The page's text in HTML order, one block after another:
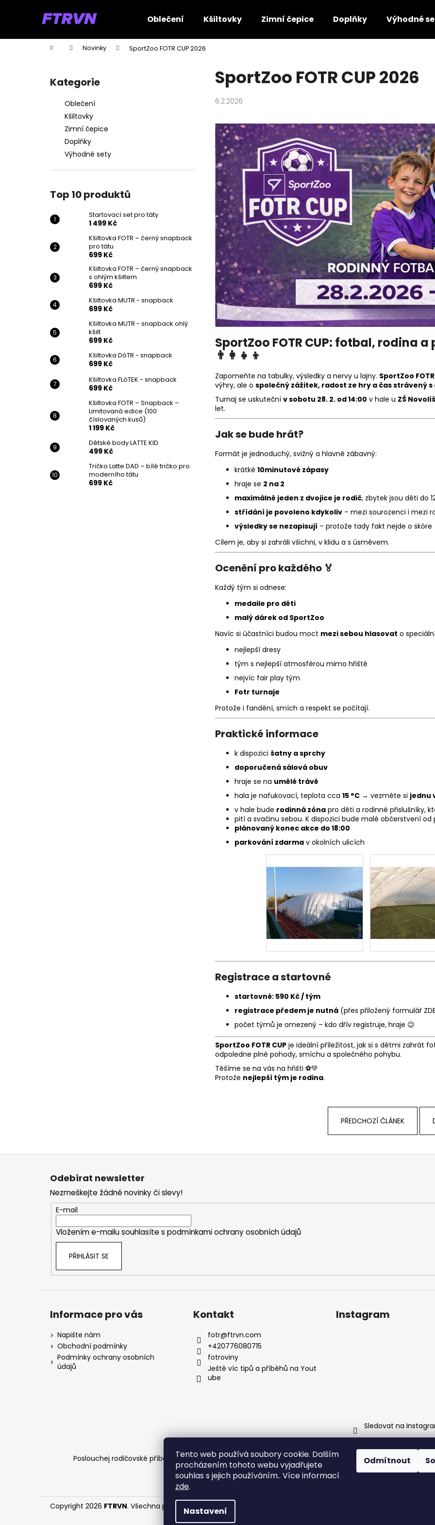
Tento web používá soubory cookie. Dalším
procházením tohoto webu vyjadřujete
souhlas s jejich používáním.. Více informací
zde.
Nastavení
Odmítnout
Oblečení Kšiltovky Zimní čepice Doplňky Výhodné
Domů Novinky SportZoo FOTR CUP 2026
Přeskočit
kategorie
Kategorie
Oblečení
Kšiltovky
Zimní čepice
Doplňky
Výhodné sety
Top 10 produktů
Startovací set pro táty
1 499 Kč
Kšiltovka FOTR – černý snapback
pro tátu
699 Kč
Kšiltovka FOTR – černý snapback
s ohlým kšiltem
699 Kč
Kšiltovka MUTR - snapback
699 Kč
Kšiltovka MUTR - snapback ohlý
kšilt
699 Kč
Kšiltovka DóTR - snapback
699 Kč
Kšiltovka FLóTEK - snapback
699 Kč
Kšiltovka FOTR – Snapback –
Limitovaná edice (100
číslovaných kusů)
1 199 Kč
Dětské body LATTE KID
499 Kč
Tričko Latte DAD – bílé tričko pro
moderního tátu
699 Kč
SportZoo FOTR CUP 2026
6.2.2026
SportZoo FOTR CUP: fotbal, rodina
👨‍👩‍👧‍👦
Zapomeňte na tabulky, výsledky a nervy u lajny. SportZoo FOTR
výhry, ale o společný zážitek, radost ze hry a čas strávený
Turnaj se uskuteční v sobotu 28. 2. od 14:00 v hale u ZŠ
let.
Jak se bude hrát?
Formát je jednoduchý, svižný a hlavně zábavný:
krátké 10minutové zápasy
hraje se 2 na 2
maximálně jeden z dvojice je rodič, zbytek jsou děti do
střídání je povoleno kdykoliv – mezi sourozenci i mezi
výsledky se nezapisují – protože tady fakt nejde o skóre
Cílem je, aby si zahráli všichni, v klidu a s úsměvem.
Ocenění pro každého 🏅
Každý tým si odnese:
medaile pro děti
malý dárek od SportZoo
Navíc si účastníci budou moct mezi sebou hlasovat o
nejlepší dresy
tým s nejlepší atmosférou mimo hřiště
nejvíc fair play tým
Fotr turnaje
Protože i fandění, smích a respekt se počítají.
Praktické informace
k dispozici šatny a sprchy
doporučená sálová obuv
hraje se na umělé trávě
hala je nafukovací, teplota cca 15 °C → vezměte si jednu
v hale bude rodinná zóna pro děti a rodinné přislušníky,
pití a svačinu sebou. K dispozici bude malé občerstvení od
plánovaný konec akce do 18:00
parkování zdarma v okolních ulicích
Registrace a startovné
startovné: 590 Kč / tým
registrace předem je nutná (přes přiložený formulář ZDE
počet týmů je omezený – kdo dřív registruje, hraje 😉
SportZoo FOTR CUP je ideální příležitost, jak si s dětmi zahrát
odpoledne plné pohody, smíchu a společného pohybu.
Těšíme se na vás na hřišti ⚽💚
Protože nejlepší tým je rodina.
PŘEDCHOZÍ ČLÁNEK
í
Zpět
do
Zpět
do
Doporučujeme
STARTOVACÍ SET PRO TÁTY
KŠILTOVKA FOTR – ČERNÝ SNAPBACK
PRO TÁTU
699 Kč
KŠILTOVKA
OHLÝM KŠILTEM
699 Kč
Z
Odebírat newsletter
Nezmeškejte žádné novinky či slevy!
E-mail
Vložením e-mailu souhlasíte s podmínkami ochrany osobních údajů
PŘIHLÁSIT SE
Informace pro vás
Napište nám
Obchodní podmínky
Podmínky ochrany osobních
údajů
Kontakt
fotr@ftrvn.com
+420776080715
fotroviny
Ještě víc tipů a příběhů na Yout
ube
Instagram
Sledovat na
Poslouchej rodičovské příběhy a tipy ve Fotroviny podcast Sleduj Fotroviny i na Youtubu pro ještě víc tipů
Copyright 2026 FTRVN. Všechna práva vyhrazena.